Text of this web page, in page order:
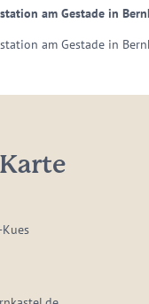
am Gestade in
am Gestade in